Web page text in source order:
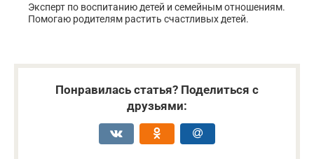
Эксперт по воспитанию детей и семейным отношениям.
Помогаю родителям растить счастливых детей.
Понравилась статья? Поделиться с
друзьями: